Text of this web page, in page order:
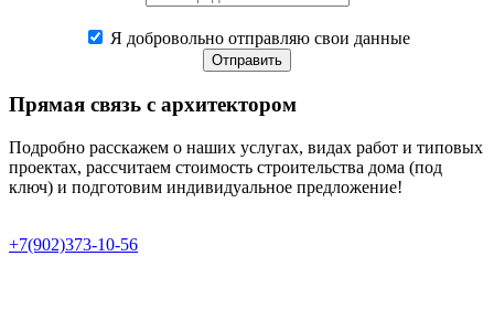
Я добровольно отправляю свои данные
Отправить
Прямая связь с архитектором
Подробно расскажем о наших услугах, видах работ и типовых
проектах, рассчитаем стоимость строительства дома (под
ключ) и подготовим индивидуальное предложение!
+7(902)373-10-56